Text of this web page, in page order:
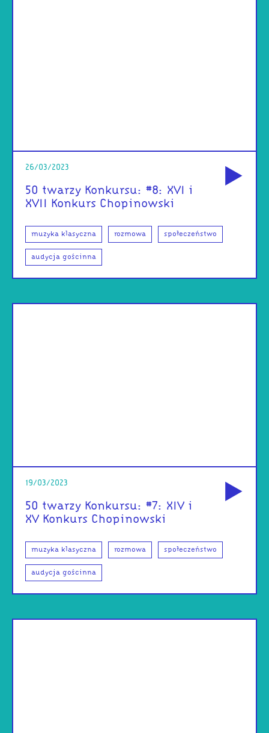
26/03/2023
50 twarzy Konkursu: #8: XVI i
XVII Konkurs Chopinowski
muzyka klasyczna rozmowa społeczeństwo
audycja gościnna
19/03/2023
50 twarzy Konkursu: #7: XIV i
XV Konkurs Chopinowski
muzyka klasyczna rozmowa społeczeństwo
audycja gościnna